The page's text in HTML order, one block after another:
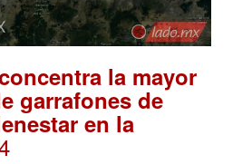
la mayor
garrafones de
en la